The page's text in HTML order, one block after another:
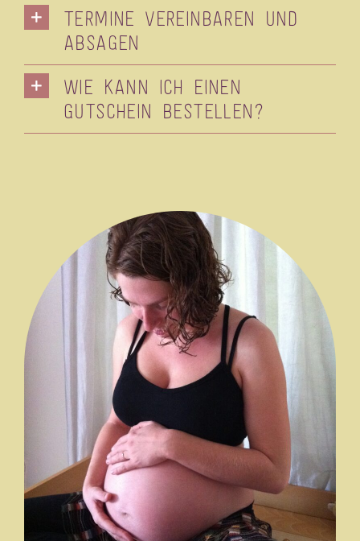
Termine vereinbaren und
absagen
Wie kann ich einen
Gutschein bestellen?